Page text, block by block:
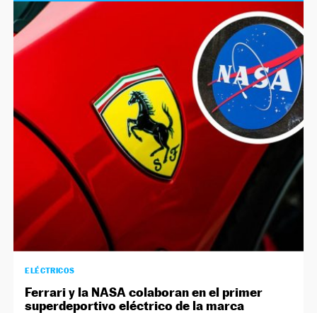
ELÉCTRICOS
Ferrari y la NASA colaboran en el primer
superdeportivo eléctrico de la marca